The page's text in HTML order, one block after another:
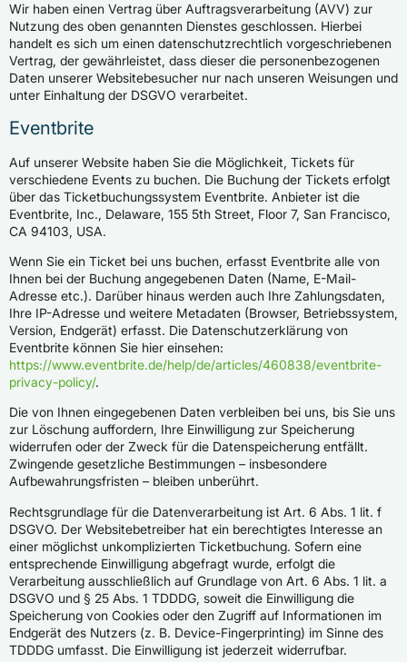
Wir haben einen Vertrag über Auftragsverarbeitung (AVV) zur
Nutzung des oben genannten Dienstes geschlossen. Hierbei
handelt es sich um einen datenschutzrechtlich vorgeschriebenen
Vertrag, der gewährleistet, dass dieser die personenbezogenen
Daten unserer Websitebesucher nur nach unseren Weisungen und
unter Einhaltung der DSGVO verarbeitet.
Eventbrite
Auf unserer Website haben Sie die Möglichkeit, Tickets für
verschiedene Events zu buchen. Die Buchung der Tickets erfolgt
über das Ticketbuchungssystem Eventbrite. Anbieter ist die
Eventbrite, Inc., Delaware, 155 5th Street, Floor 7, San Francisco,
CA 94103, USA.
Wenn Sie ein Ticket bei uns buchen, erfasst Eventbrite alle von
Ihnen bei der Buchung angegebenen Daten (Name, E-Mail-
Adresse etc.). Darüber hinaus werden auch Ihre Zahlungsdaten,
Ihre IP-Adresse und weitere Metadaten (Browser, Betriebssystem,
Version, Endgerät) erfasst. Die Datenschutzerklärung von
Eventbrite können Sie hier einsehen:
https://www.eventbrite.de/help/de/articles/460838/eventbrite-
privacy-policy/.
Die von Ihnen eingegebenen Daten verbleiben bei uns, bis Sie uns
zur Löschung auffordern, Ihre Einwilligung zur Speicherung
widerrufen oder der Zweck für die Datenspeicherung entfällt.
Zwingende gesetzliche Bestimmungen – insbesondere
Aufbewahrungsfristen – bleiben unberührt.
Rechtsgrundlage für die Datenverarbeitung ist Art. 6 Abs. 1 lit. f
DSGVO. Der Websitebetreiber hat ein berechtigtes Interesse an
einer möglichst unkomplizierten Ticketbuchung. Sofern eine
entsprechende Einwilligung abgefragt wurde, erfolgt die
Verarbeitung ausschließlich auf Grundlage von Art. 6 Abs. 1 lit. a
DSGVO und § 25 Abs. 1 TDDDG, soweit die Einwilligung die
Speicherung von Cookies oder den Zugriff auf Informationen im
Endgerät des Nutzers (z. B. Device-Fingerprinting) im Sinne des
TDDDG umfasst. Die Einwilligung ist jederzeit widerrufbar.